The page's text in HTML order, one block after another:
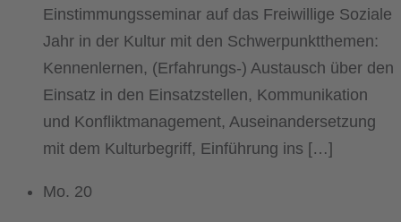
Einstimmungsseminar auf das Freiwillige Soziale
Jahr in der Kultur mit den Schwerpunktthemen:
Kennenlernen, (Erfahrungs-) Austausch über den
Einsatz in den Einsatzstellen, Kommunikation
und Konfliktmanagement, Auseinandersetzung
mit dem Kulturbegriff, Einführung ins […]
Mo. 20